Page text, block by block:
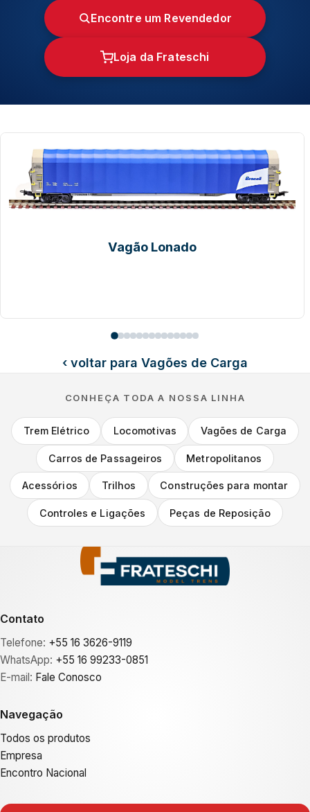
Encontre um Revendedor
Loja da Frateschi
Vagão Lonado
‹ voltar para Vagões de Carga
CONHEÇA TODA A NOSSA LINHA
Trem Elétrico Locomotivas Vagões de Carga
Carros de Passageiros Metropolitanos
Acessórios Trilhos Construções para montar
Controles e Ligações Peças de Reposição
Contato
Telefone: +55 16 3626-9119
WhatsApp: +55 16 99233-0851
E-mail: Fale Conosco
Navegação
Todos os produtos
Empresa
Encontro Nacional